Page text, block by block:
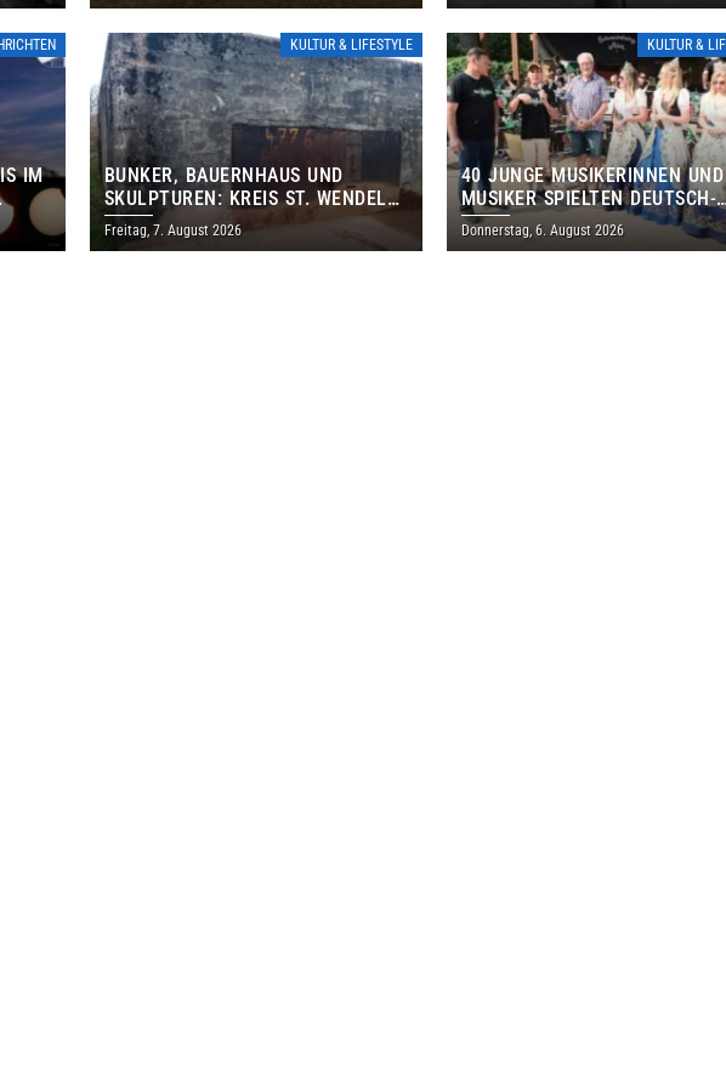
IM
KULTUR & LIFESTYLE
BUNKER, BAUERNHAUS UND
SKULPTUREN: KREIS ST. WENDEL
LÄDT ZUM TAG DES OFFENEN
DENKMALS EIN
Freitag, 7. August 2026
KULTUR &
40 JUNGE MUSIKERINNEN UND
MUSIKER SPIELTEN DEUTSCH-
BRASILIANISCHES
THOLEY
Donnerstag, 6. August 2026